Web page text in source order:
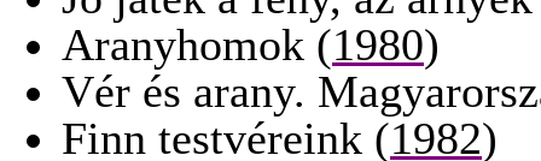
Aranyhomok (1980)
Vér és arany.
Finn testvéreink (1982)